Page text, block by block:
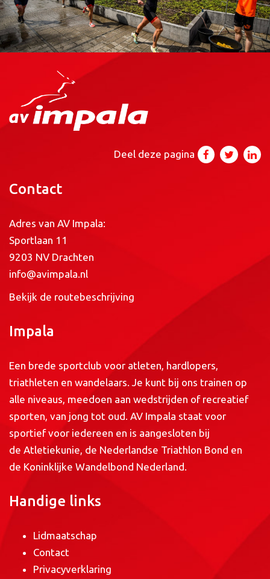
Deel deze pagina
Contact
Adres van AV Impala:
Sportlaan 11
9203 NV Drachten
info@avimpala.nl
Bekijk de routebeschrijving
Impala
Een brede sportclub voor atleten, hardlopers,
triathleten en wandelaars. Je kunt bij ons trainen op
alle niveaus, meedoen aan wedstrijden of recreatief
sporten, van jong tot oud. AV Impala staat voor
sportief voor iedereen en is aangesloten bij
de Atletiekunie, de Nederlandse Triathlon Bond en
de Koninklijke Wandelbond Nederland.
Handige links
Lidmaatschap
Contact
Privacyverklaring